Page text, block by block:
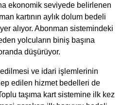
ekonomik seviyede belirlenen
kartının aylık dolum bedeli
alıyor. Abonman sistemindeki
yolcuların biniş başına
düşürüyor.
edilmesi ve idari işlemlerinin
edilen hizmet bedelleri de
taşıma kart sistemine ilk kez